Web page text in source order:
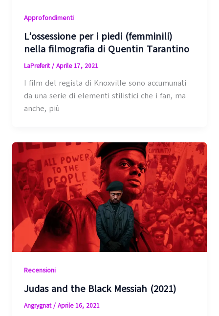
Approfondimenti
L’ossessione per i piedi (femminili)
nella filmografia di Quentin Tarantino
LaPreferit/ Aprile 17, 2021
I film del regista di Knoxville sono accumunati
da una serie di elementi stilistici che i fan, ma
anche, più
Recensioni
Judas and the Black Messiah (2021)
Angrygnat/ Aprile 16, 2021